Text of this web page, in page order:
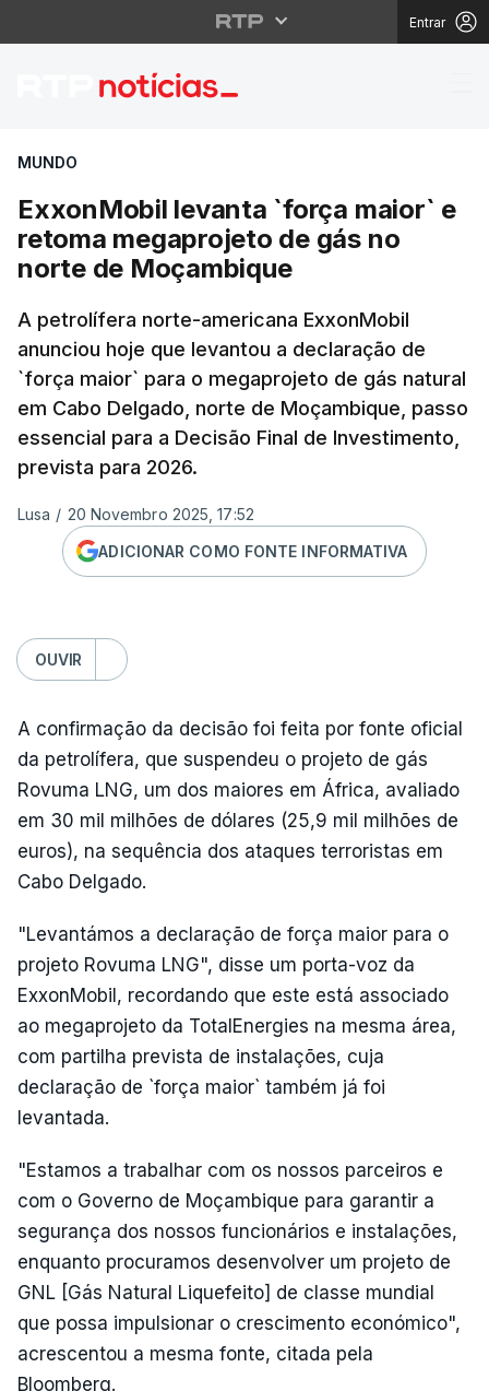
Entrar
ExxonMobil levanta
MUNDO
ExxonMobil levanta `força maior` e
retoma megaprojeto de gás no
norte de Moçambique
A petrolífera norte-americana ExxonMobil
anunciou hoje que levantou a declaração de
`força maior` para o megaprojeto de gás natural
em Cabo Delgado, norte de Moçambique, passo
essencial para a Decisão Final de Investimento,
prevista para 2026.
Lusa / 20 Novembro 2025, 17:52
ADICIONAR COMO FONTE INFORMATIVA
OUVIR
A confirmação da decisão foi feita por fonte oficial
da petrolífera, que suspendeu o projeto de gás
Rovuma LNG, um dos maiores em África, avaliado
em 30 mil milhões de dólares (25,9 mil milhões de
euros), na sequência dos ataques terroristas em
Cabo Delgado.
"Levantámos a declaração de força maior para o
projeto Rovuma LNG", disse um porta-voz da
ExxonMobil, recordando que este está associado
ao megaprojeto da TotalEnergies na mesma área,
com partilha prevista de instalações, cuja
declaração de `força maior` também já foi
levantada.
"Estamos a trabalhar com os nossos parceiros e
com o Governo de Moçambique para garantir a
segurança dos nossos funcionários e instalações,
enquanto procuramos desenvolver um projeto de
GNL [Gás Natural Liquefeito] de classe mundial
que possa impulsionar o crescimento económico",
acrescentou a mesma fonte, citada pela
Bloomberg.